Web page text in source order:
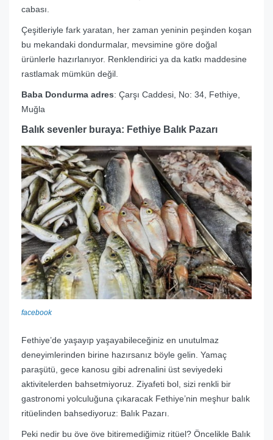
cabası.
Çeşitleriyle fark yaratan, her zaman yeninin peşinden koşan
bu mekandaki dondurmalar, mevsimine göre doğal
ürünlerle hazırlanıyor. Renklendirici ya da katkı maddesine
rastlamak mümkün değil.
Baba Dondurma adres: Çarşı Caddesi, No: 34, Fethiye,
Muğla
Balık sevenler buraya: Fethiye Balık Pazarı
facebook
Fethiye’de yaşayıp yaşayabileceğiniz en unutulmaz
deneyimlerinden birine hazırsanız böyle gelin. Yamaç
paraşütü, gece kanosu gibi adrenalini üst seviyedeki
aktivitelerden bahsetmiyoruz. Ziyafeti bol, sizi renkli bir
gastronomi yolculuğuna çıkaracak Fethiye’nin meşhur balık
ritüelinden bahsediyoruz: Balık Pazarı.
Peki nedir bu öve öve bitiremediğimiz ritüel? Öncelikle Balık